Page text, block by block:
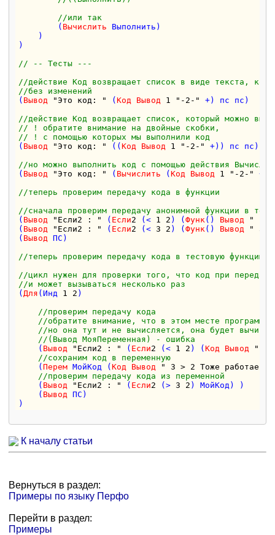
//или так
        (
Вычислить Выполнить)
    )
)
// -- Тесты ---
//действие Код возвращает список в виде текста,
//без изменений
( Вывод "Это код: " (Код Вывод 1 "-2-"
+) пс пс)
//действие Код возвращает список, который можно
// ! обратите внимание на двойные скобки,
// ! с помощью которых мы выполнили код
( Вывод "Это код: " ((Код Вывод 1 "-2-"
+)) пс пс)
//но можно выполнить код с помощью действия
( Вывод "Это код: " ( Вычислить (Код Вывод 1 "-2-"
+))
//теперь проверим передачу кода в функции
//сначала проверим передачу анонимной функции в
( Вывод "Если2 : " ( Если2 (< 1 2 ) (Функ () Вывод
" 1
( Вывод "Если2 : " ( Если2 (< 3 2 ) (Функ () Вывод
" 3
( Вывод ПС)
//теперь проверим передачу кода в тестовую функцию
//цикл нужен для проверки того, что код при
//и может вызываться несколько раз
( Для (Инд 1 2 )
//проверим передачу кода
//обратите внимание, что в этом месте программы
//но она тут и не вычисляется, она будет
//(Вывод МояПеременная) - ошибка
    (
Вывод "Если2 : " ( Если2 (< 1 2 ) (Код Вывод
" 1
//сохраним код в переменную
    (
Перем МойКод (Код Вывод " 3 > 2 Тоже работает!"
//проверим передачу кода из переменной
    (
Вывод "Если2 : " ( Если2 (> 3 2 ) МойКод) )
    (
Вывод ПС)
К началу статьи
Вернуться в раздел:
Примеры по языку Перфо
Перейти в раздел:
Примеры